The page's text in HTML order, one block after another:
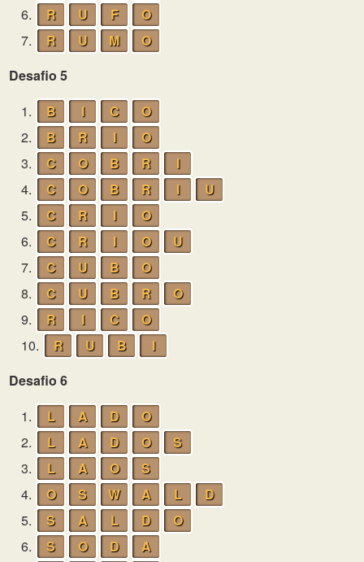
6.
R U F
O
7.
R U M
O
Desafio 5
1.
B I C
O
2.
B R I
O
3.
C O B R
I
4.
C O B R I
U
5.
C R I
O
6.
C R I O
U
7.
C U B
O
8.
C U B R
O
9.
R I C
O
10.
R U B
I
Desafio 6
1.
L A D
O
2.
L A D O
S
3.
L A O
S
4.
O S W A L
D
5.
S A L D
O
6.
S O D
A